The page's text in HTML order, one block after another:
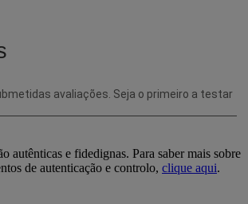
autênticas e fidedignas. Para saber mais sobre
de autenticação e controlo, clique aqui.